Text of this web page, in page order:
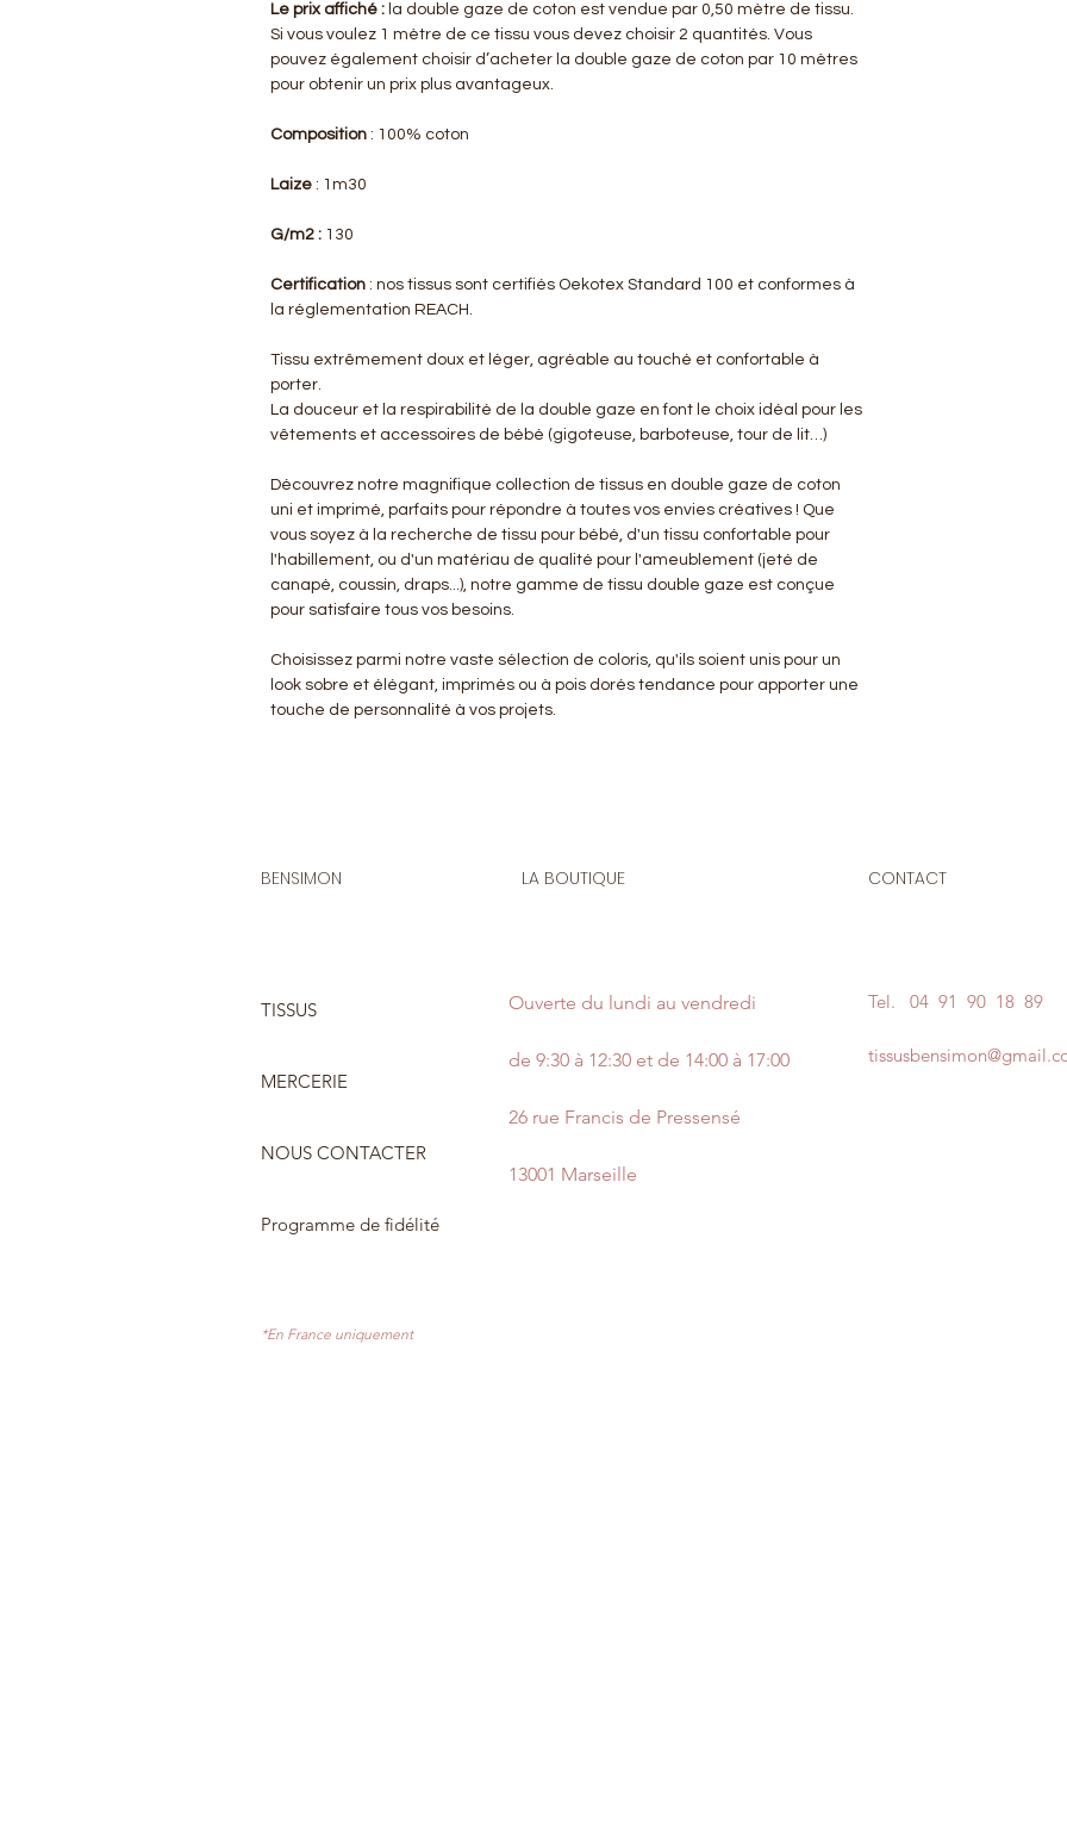
Le prix affiché : la double gaze de coton est vendue par 0,50 mètre de tissu.
Si vous voulez 1 mètre de ce tissu vous devez choisir 2 quantités. Vous
pouvez également choisir d’acheter la double gaze de coton par 10 mètres
pour obtenir un prix plus avantageux.
Composition : 100% coton
Laize : 1m30
G/m2 : 130
Certification : nos tissus sont certifiés Oekotex Standard 100 et conformes à
la réglementation REACH.
Tissu extrêmement doux et léger, agréable au touché et confortable à
porter.
La douceur et la respirabilité de la double gaze en font le choix idéal pour les
vêtements et accessoires de bébé (gigoteuse, barboteuse, tour de lit…)
Découvrez notre magnifique collection de tissus en double gaze de coton
uni et imprimé, parfaits pour répondre à toutes vos envies créatives ! Que
vous soyez à la recherche de tissu pour bébé, d'un tissu confortable pour
l'habillement, ou d'un matériau de qualité pour l'ameublement (jeté de
canapé, coussin, draps...), notre gamme de tissu double gaze est conçue
pour satisfaire tous vos besoins.
Choisissez parmi notre vaste sélection de coloris, qu'ils soient unis pour un
look sobre et élégant, imprimés ou à pois dorés tendance pour apporter une
touche de personnalité à vos projets.
BENSIMON
TISSUS
MERCERIE
NOUS CONTACTER
Programme de fidélité
LA BOUTIQUE
Ouverte du lundi au vendredi
de 9:30 à 12:30 et de 14:00 à 17:00
26 rue Francis de Pressensé
13001 Marseille
CONTACT
Tel. 04 91 90 18 89
*En France uniquement